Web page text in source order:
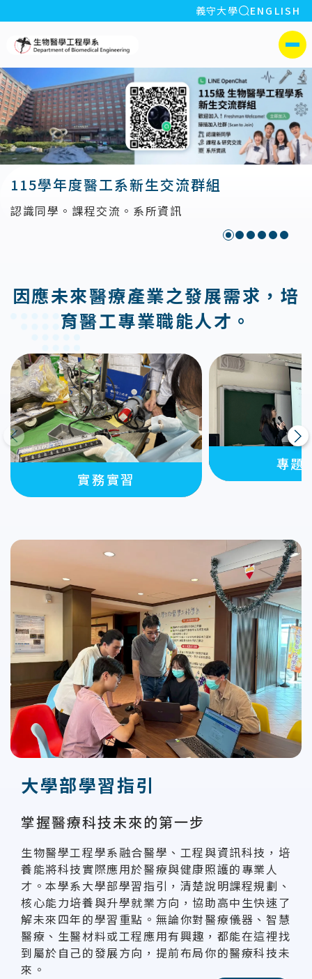
:::
義守大學 全站搜索
ENGLISH
側選單
115學年度醫工系新生交流群組
認識同學。課程交流。系所資訊
因應未來醫療產業之發展需求，培
育醫工專業職能人才。
上一則
實務實習
專題
下一則
大學部學習指引
掌握醫療科技未來的第一步
生物醫學工程學系融合醫學、工程與資訊科技，培
養能將科技實際應用於醫療與健康照護的專業人
才。本學系大學部學習指引，清楚說明課程規劃、
核心能力培養與升學就業方向，協助高中生快速了
解未來四年的學習重點。無論你對醫療儀器、智慧
醫療、生醫材料或工程應用有興趣，都能在這裡找
到屬於自己的發展方向，提前布局你的醫療科技未
來。